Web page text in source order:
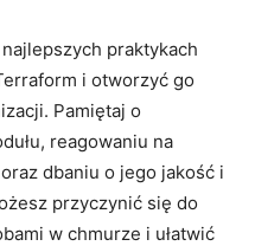
praktykach‌
i otworzyć go
Pamiętaj ‍o
⁣reagowaniu na
dbaniu ‌o jego jakość i
przyczynić ⁢się‍ do
​w⁤ chmurze⁤ i ułatwić